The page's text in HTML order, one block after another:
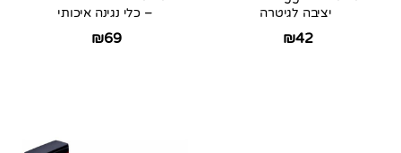
יציבה לגיטרה
₪42
– כלי נגינה איכותי
₪69